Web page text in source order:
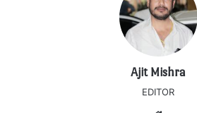
Ajit Mishra
EDITOR